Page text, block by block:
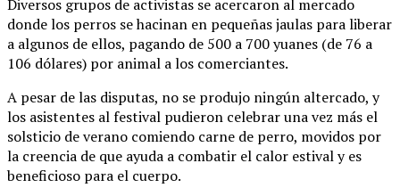
Diversos grupos de activistas se acercaron al mercado
donde los perros se hacinan en pequeñas jaulas para liberar
a algunos de ellos, pagando de 500 a 700 yuanes (de 76 a
106 dólares) por animal a los comerciantes.
A pesar de las disputas, no se produjo ningún altercado, y
los asistentes al festival pudieron celebrar una vez más el
solsticio de verano comiendo carne de perro, movidos por
la creencia de que ayuda a combatir el calor estival y es
beneficioso para el cuerpo.